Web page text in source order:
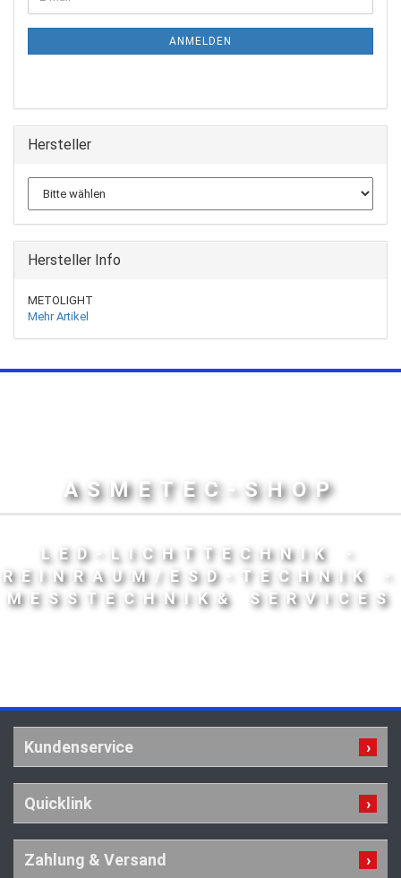
ANMELDEN
Hersteller
Hersteller Info
METOLIGHT
Mehr Artikel
ASMETEC-SHOP
LED-LICHTTECHNIK -
REINRAUM/ESD-TECHNIK -
MESSTECHNIK& SERVICES
Kundenservice
Quicklink
Zahlung & Versand